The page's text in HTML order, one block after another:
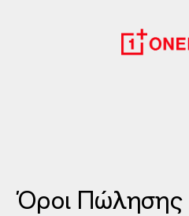
Όροι Πώλησης